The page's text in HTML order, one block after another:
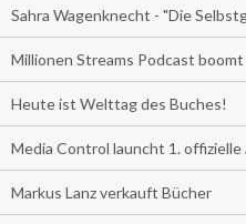
Sahra Wagenknecht - "Die
Millionen Streams Podcast boomt
Heute ist Welttag des Buches!
Media Control launcht 1.
Markus Lanz verkauft Bücher